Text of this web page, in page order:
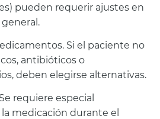
pueden requerir ajustes en
Si el paciente no
antibióticos o
deben elegirse alternativas.
requiere especial
medicación durante el